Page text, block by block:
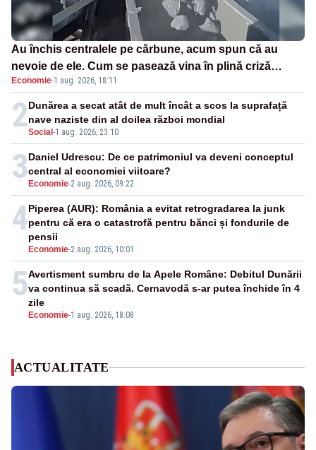
Au închis centralele pe cărbune, acum spun că au
nevoie de ele. Cum se pasează vina în plină criză
energetică
Economie·1 aug. 2026, 18:11
2Social -1 aug. 2026, 23:10
Dunărea a secat atât de mult încât a scos la suprafață
nave naziste din al doilea război mondial
3 Economie-2 aug. 2026, 09:22
Daniel Udrescu: De ce patrimoniul va deveni conceptul
central al economiei viitoare?
4
Economie-2 aug. 2026, 10:01
Piperea (AUR): România a evitat retrogradarea la junk
pentru că era o catastrofă pentru bănci și fondurile de
pensii
5
Economie-1 aug. 2026, 18:08
Avertisment sumbru de la Apele Române: Debitul Dunării
va continua să scadă. Cernavodă s-ar putea închide în 4
zile
ACTUALITATE